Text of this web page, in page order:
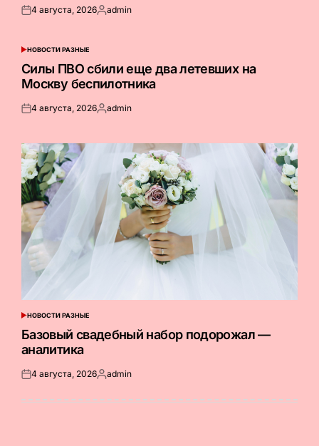
Опубликовано
4 августа, 2026Запись
admin
ОПУБЛИКОВАНО
НОВОСТИ РАЗНЫЕ
Силы ПВО сбили еще два летевших на
Москву беспилотника
Опубликовано
4 августа, 2026Запись
admin
ОПУБЛИКОВАНО
В
НОВОСТИ РАЗНЫЕ
Базовый свадебный набор подорожал —
аналитика
Опубликовано
4 августа, 2026Запись
admin